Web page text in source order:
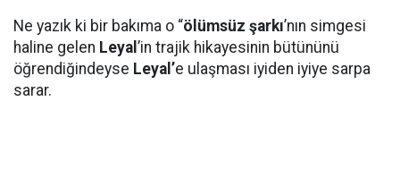
Ne yazık ki bir bakıma o “ölümsüz şarkı’nın simgesi
haline gelen Leyal ’in trajik hikayesinin bütününü
öğrendiğindeyse Leyal’e ulaşması iyiden iyiye sarpa
sarar.